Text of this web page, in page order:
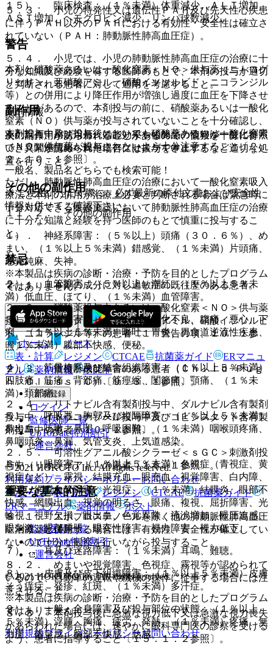
１５）． 臨床検査：（１％未満）体重減少、ＡＬＴ増加、
ＡＳＴ増加、ヘモグロビン減少、リンパ球数減少。
警告
本剤と硝酸薬あるいは一酸化窒素＜ＮＯ＞供与薬（ニトログ
リセリン、亜硝酸アミル、硝酸イソソルビド、ニコランジル
等）との併用により降圧作用が増強し過度に血圧を下降させ
ることがあるので、本剤投与の前に、硝酸薬あるいは一酸化
窒素（ＮＯ）供与薬が投与されていないことを十分確認し、
本剤投与中及び投与後においても硝酸薬あるいは一酸化窒素
（ＮＯ）供与薬が投与されないよう十分注意すること〔２．
２、１０．１参照〕。
ただし、肺動脈性肺高血圧症の治療において一酸化窒素吸入
療法と本剤の併用が治療上必要と判断される場合は緊急時に
十分対応できる医療施設において肺動脈性肺高血圧症の治療
に十分な知識と経験を持つ医師のもとで慎重に投与するこ
と。
禁忌
２．１． 本剤の成分に対し過敏症の既往歴のある患者。
２．２． 硝酸薬投与中あるいは一酸化窒素＜ＮＯ＞供与薬
投与中（ニトログリセリン、亜硝酸アミル、硝酸イソソルビ
ド、ニコランジル等）の患者〔１．警告の項、１０．１参
照〕。
２．３． 重度肝機能障害のある患者（Ｃｈｉｌｄ−Ｐｕｇ
ｈ Ｃｌａｓｓ Ｃ）〔９．３．１参照〕。
２．４． リトナビル含有製剤投与中、ダルナビル含有製剤
投与中、イトラコナゾール投与中及びコビシスタット含有製
剤投与中の患者〔１０．１参照〕。
２．５． 可溶性グアニル酸シクラーゼ＜ｓＧＣ＞刺激剤投
与中（リオシグアト）の患者〔１０．１参照〕。
重要な基本的注意
８．１． エポプロステノールを除く他の肺動脈性肺高血圧
症治療薬と併用する場合には、有効性、安全性が確立してい
ないので十分な観察を行いながら投与すること。
８．２． めまいや視覚障害、色視症、霧視等が認められて
いるので、自動車の運転や機械の操作に従事する場合には注
意させること。
８．３． 本剤投与後に急激な視力低下又は急激な視力喪失
があらわれた場合には、速やかに眼科専門医の診察を受ける
よう、患者に指導すること〔１５．１．２参照〕。
５．３． 小児の特発性又は遺伝性ＰＡＨ及び先天性心疾患
に伴うＰＡＨ以外のＰＡＨにおける有効性・安全性は確立さ
れていない（ＰＡＨ：肺動脈性肺高血圧症）。
５．４． 小児では、小児の肺動脈性肺高血圧症の治療に十
分な知識及び経験を有する医師のもとで、本剤の投与が適切
と判断される患者に対して適用を考慮すること。
副作用
次の副作用があらわれることがあるので、観察を十分に行
い、異常が認められた場合には投与を中止するなど適切な処
置を行うこと。
その他の副作用
１１．２． その他の副作用
１）． 神経系障害：（５％以上）頭痛（３０．６％）、め
まい、（１％以上５％未満）錯感覚、（１％未満）片頭痛、
感覚鈍麻、失神。
２）． 血管障害：（５％以上）潮紅、（１％以上５％未
満）低血圧、ほてり、（１％未満）血管障害。
３）． 胃腸障害：（５％以上）消化不良、腹痛、悪心、下
痢、（１％以上５％未満）嘔吐、胃炎、胃食道逆流性疾患、
（１％未満）腹部不快感、便秘。
４）． 筋骨格系及び結合組織障害：（１％以上５％未満）
四肢痛、筋痛、背部痛、筋痙縮、関節痛、顎痛、（１％未
満）頚部痛。
５）． 呼吸器、胸郭及び縦隔障害：（１％以上５％未満）
鼻出血、咳嗽、鼻閉、呼吸困難、（１％未満）咽喉頭疼痛、
鼻咽頭炎、鼻漏、気管支炎、上気道感染。
６）． 眼障害：（１％以上５％未満）色視症（青視症、黄
視症など）、霧視、結膜充血、眼充血、視覚障害、白内障、
羞明、網膜血管障害、光視症、（１％未満）結膜炎、眼部不
快感、網膜出血、視覚の明るさ、眼痛、複視、屈折障害、光
輪視、視野欠損、眼出血、色覚異常、流涙増加、眼圧迫感、
眼刺激、眼部腫脹、眼変性障害、視力障害、視力低下。
７）． 耳及び迷路障害：（１％未満）耳鳴、難聴。
８）． 皮膚及び皮下組織障害：（１％以上５％未満）皮膚
そう痒症、発疹、紅斑、（１％未満）多汗症。
９）． 一般・全身障害及び投与部位の状態：（１％以上
５％未満）浮腫、胸痛、疲労、発熱、（１％未満）疼痛、無
力症、倦怠感、胸部不快感、熱感。
薬剤情報
薬剤写真、用法用量、効能効果や後発品の情報が一度に参照
でき、関連情報へ簡単にアクセスができます。
一般名、製品名どちらでも検索可能！
※ ご使用いただく際に、必ず最新の添付文書および安全性
情報も併せてご確認下さい。
※本製品は疾病の診断・治療・予防を目的としたプログラム
ではありません。
ホーム
ノート
表・計算
レジメン CTCAE 抗菌薬ガイド
ERマニュ
アル
薬剤情報 ポスト
新規登録
ログイン
監修医師一覧
UpToDate特別割引
運営会社
© 2021 HOKUTO Inc. All rights reserved.
利用規約プライバシーポリシーお問い合わせ
ホーム
表・計算 レジメン CTCAE
抗菌薬ガイド
ERマニュアル
薬剤情報 ポスト
監修医師一覧
UpToDate特別割引
運営会社
© 2021 HOKUTO Inc. All rights reserved.
※本製品は疾病の診断・治療・予防を目的としたプログラム
ではありません。
利用規約プライバシーポリシーお問い合わせ